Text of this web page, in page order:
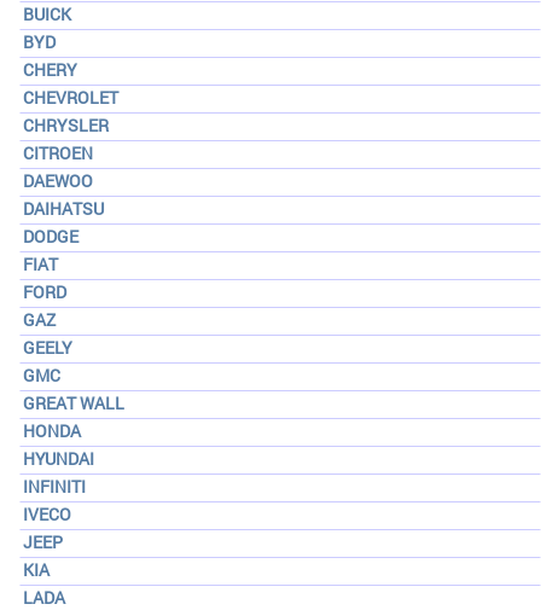
BUICK
BYD
CHERY
CHEVROLET
CHRYSLER
CITROEN
DAEWOO
DAIHATSU
DODGE
FIAT
FORD
GAZ
GEELY
GMC
GREAT WALL
HONDA
HYUNDAI
INFINITI
IVECO
JEEP
KIA
LADA